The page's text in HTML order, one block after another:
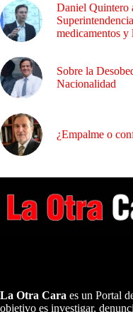
Daniel Quintero
medicamentos y
Sobre la
Nacionalidad
¿Empalme o
La Otra Cara es un Portal
objetivo es investigar,